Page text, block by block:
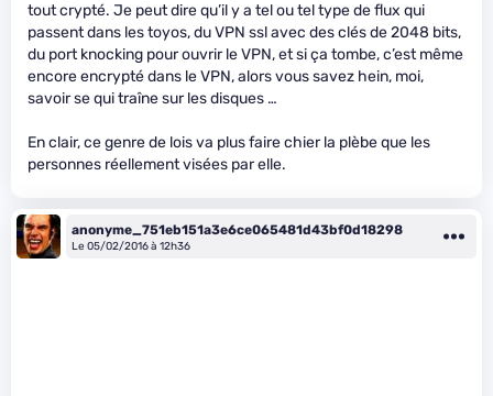
tout crypté. Je peut dire qu’il y a tel ou tel type de flux qui
passent dans les toyos, du VPN ssl avec des clés de 2048 bits,
du port knocking pour ouvrir le VPN, et si ça tombe, c’est même
encore encrypté dans le VPN, alors vous savez hein, moi,
savoir se qui traîne sur les disques …
En clair, ce genre de lois va plus faire chier la plèbe que les
personnes réellement visées par elle.
anonyme_751eb151a3e6ce065481d43bf0d18298
Le 05/02/2016 à 12h36